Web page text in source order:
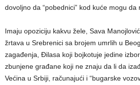
dovoljno da “pobednici” kod kuće mogu da
Imaju opoziciju kakvu žele, Sava
žrtava u Srebrenici sa brojem umrlih u
zagađenja, Đilasa koji bojkotuje jedine
zbunjene građane koji ne znaju da li da
Većina u Srbiji, računajući i “bugarske